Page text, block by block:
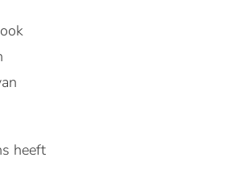
heeft